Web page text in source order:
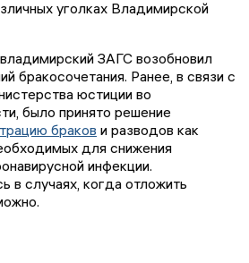
уголках Владимирской
ЗАГС возобновил
бракосочетания. Ранее, в связи с
юстиции во
было принято решение
браков и разводов как
для снижения
инфекции.
в случаях, когда отложить